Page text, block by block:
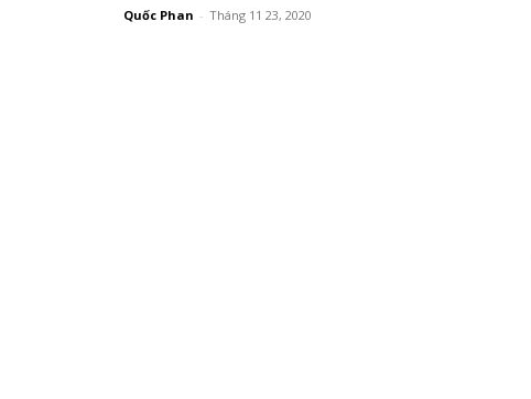
Quốc Phan - Tháng 11 23, 2020